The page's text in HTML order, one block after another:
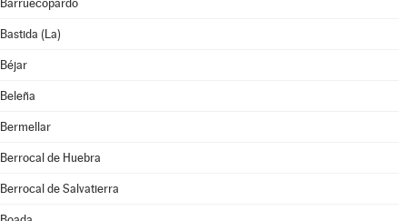
Barruecopardo
Bastida (La)
Béjar
Beleña
Bermellar
Berrocal de Huebra
Berrocal de Salvatierra